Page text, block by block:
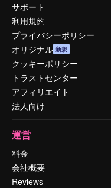
サポート
利用規約
プライバシーポリシー
オリジナル 新規
クッキーポリシー
トラストセンター
アフィリエイト
法人向け
運営
料金
会社概要
Reviews